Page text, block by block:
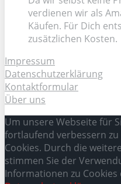
verdienen wir als
Käufen. Für Dich
zusätzlichen Kosten.
Impressum
Datenschutzerklärung
Kontaktformular
Über uns
Um unsere Webseite für
fortlaufend verbessern
Cookies. Durch die
stimmen Sie der
Informationen zu